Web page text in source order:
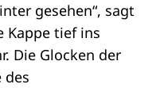
gesehen“, sagt
Kappe tief ins
Die Glocken der
des